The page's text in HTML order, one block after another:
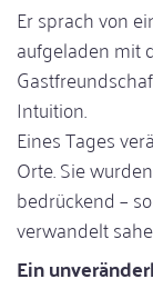
Er sprach von
aufgeladen mit
Intuition.
Eines Tages
Orte. Sie
bedrückend –
verwandelt
Ein